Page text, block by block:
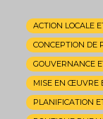
ACTION LOCALE
CONCEPTION DE
GOUVERNANCE
MISE EN ŒUVRE
PLANIFICATION